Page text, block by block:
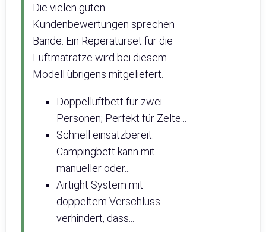
Die vielen guten
Kundenbewertungen sprechen
Bände. Ein Reperaturset für die
Luftmatratze wird bei diesem
Modell übrigens mitgeliefert.
Doppelluftbett für zwei
Personen; Perfekt für Zelte...
Schnell einsatzbereit:
Campingbett kann mit
manueller oder...
Airtight System mit
doppeltem Verschluss
verhindert, dass...